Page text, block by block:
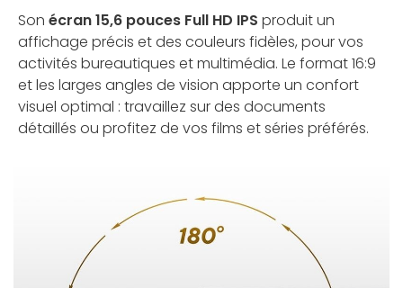
Son écran 15,6 pouces Full HD IPS produit un
affichage précis et des couleurs fidèles, pour vos
activités bureautiques et multimédia. Le format 16:9
et les larges angles de vision apporte un confort
visuel optimal : travaillez sur des documents
détaillés ou profitez de vos films et séries préférés.